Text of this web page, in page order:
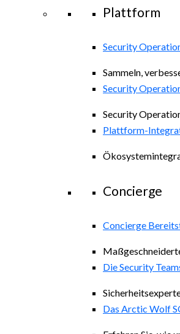
Plattform
Security
Sammeln,
Security
Security
Plattform-
Concierge
Concierge
Die Security
Das Arctic Wolf